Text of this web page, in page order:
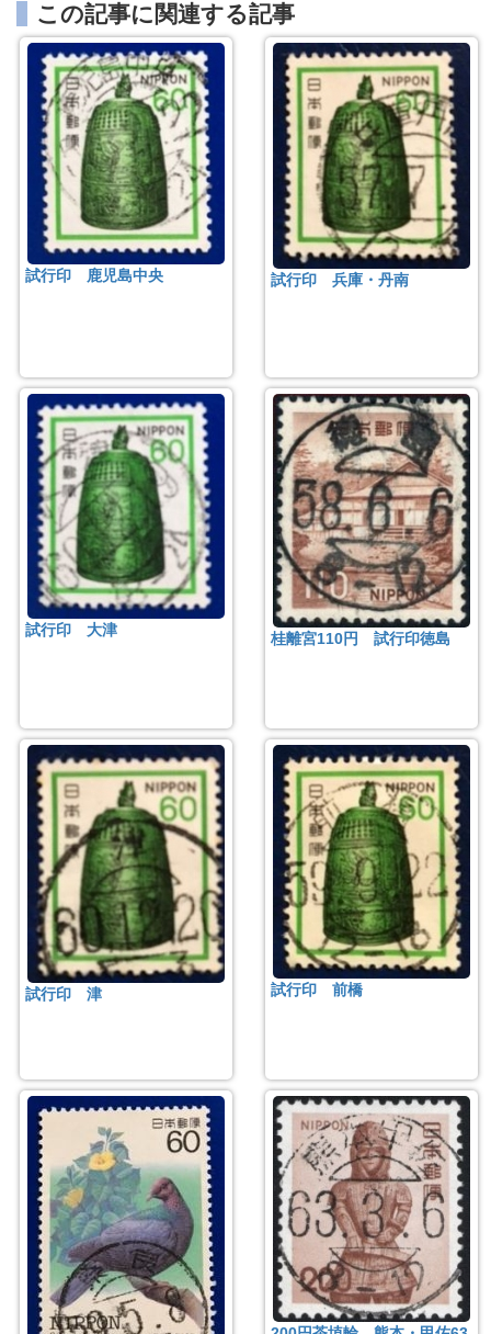
この記事に関連する記事
試行印 鹿児島中央 試行印 兵庫・丹南
試行印 大津 桂離宮110円 試行印徳島
試行印 津 試行印 前橋